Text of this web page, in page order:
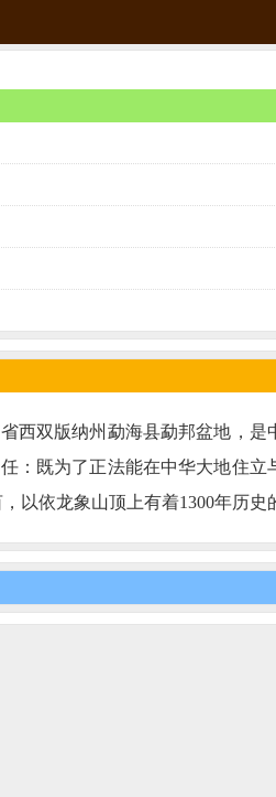
西双版纳州勐海县勐邦盆地，
：既为了正法能在中华大地住
以依龙象山顶上有着1300年历